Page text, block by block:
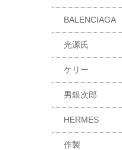
BALENCIAGA
光源氏
ケリー
男銀次郎
HERMES
作製